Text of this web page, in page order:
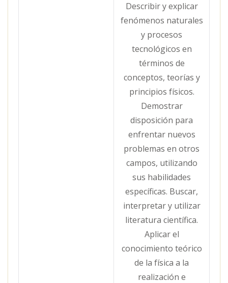
Describir y explicar
fenómenos naturales
y procesos
tecnológicos en
términos de
conceptos, teorías y
principios físicos.
Demostrar
disposición para
enfrentar nuevos
problemas en otros
campos, utilizando
sus habilidades
específicas. Buscar,
interpretar y utilizar
literatura científica.
Aplicar el
conocimiento teórico
de la física a la
realización e